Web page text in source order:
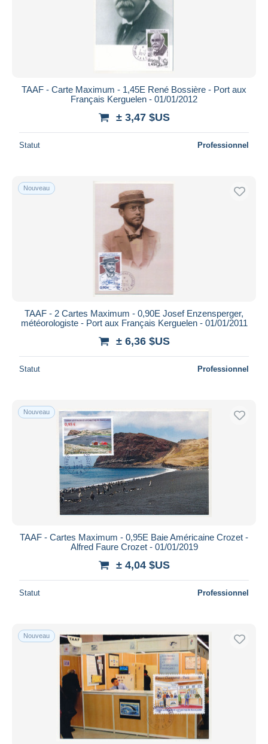
TAAF - Carte Maximum - 1,45E René Bossière - Port aux
Français Kerguelen - 01/01/2012
± 3,47 $US
Statut Professionnel
Nouveau
TAAF - 2 Cartes Maximum - 0,90E Josef Enzensperger,
météorologiste - Port aux Français Kerguelen - 01/01/2011
± 6,36 $US
Statut Professionnel
Nouveau
TAAF - Cartes Maximum - 0,95E Baie Américaine Crozet -
Alfred Faure Crozet - 01/01/2019
± 4,04 $US
Statut Professionnel
Nouveau